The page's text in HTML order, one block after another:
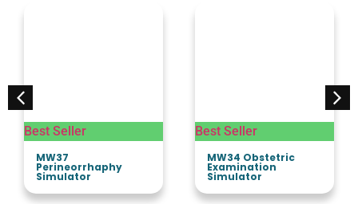
Best Seller
MW37
Perineorrhaphy
Simulator
Best Seller
MW34 Obstetric
Examination
Simulator